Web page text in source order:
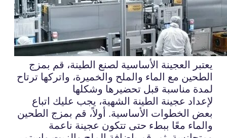
يعتبر العجينة الأساسية لصنع الطينة، قم بمزج
الطحين مع الماء والملح والخميرة، واتركها ترتاح
لمدة مناسبة قبل تحضيرها وشكلها
لإعداد عجينة الطينة الشهية، يجب عليك اتباع
بعض الخطوات الأساسية. أولاً، قم بمزج الطحين
والماء معًا ببطء حتى تتكون عجينة ناعمة